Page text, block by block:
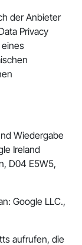
der Anbieter
Privacy
Wiedergabe
Ireland
D04 E5W5,
Google LLC.,
aufrufen, die